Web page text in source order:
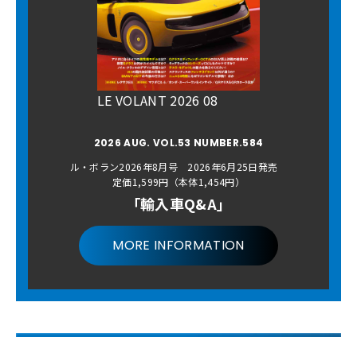
LE VOLANT 2026 08
2026 AUG. VOL.53 NUMBER.584
ル・ボラン2026年8月号 2026年6月25日発売
定価1,599円（本体1,454円）
「輸入車Q&A」
MORE INFORMATION